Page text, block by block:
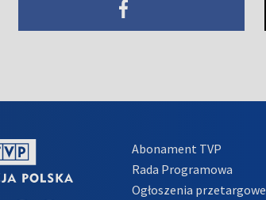
Abonament TVP
Rada Programowa
Ogłoszenia przetargowe